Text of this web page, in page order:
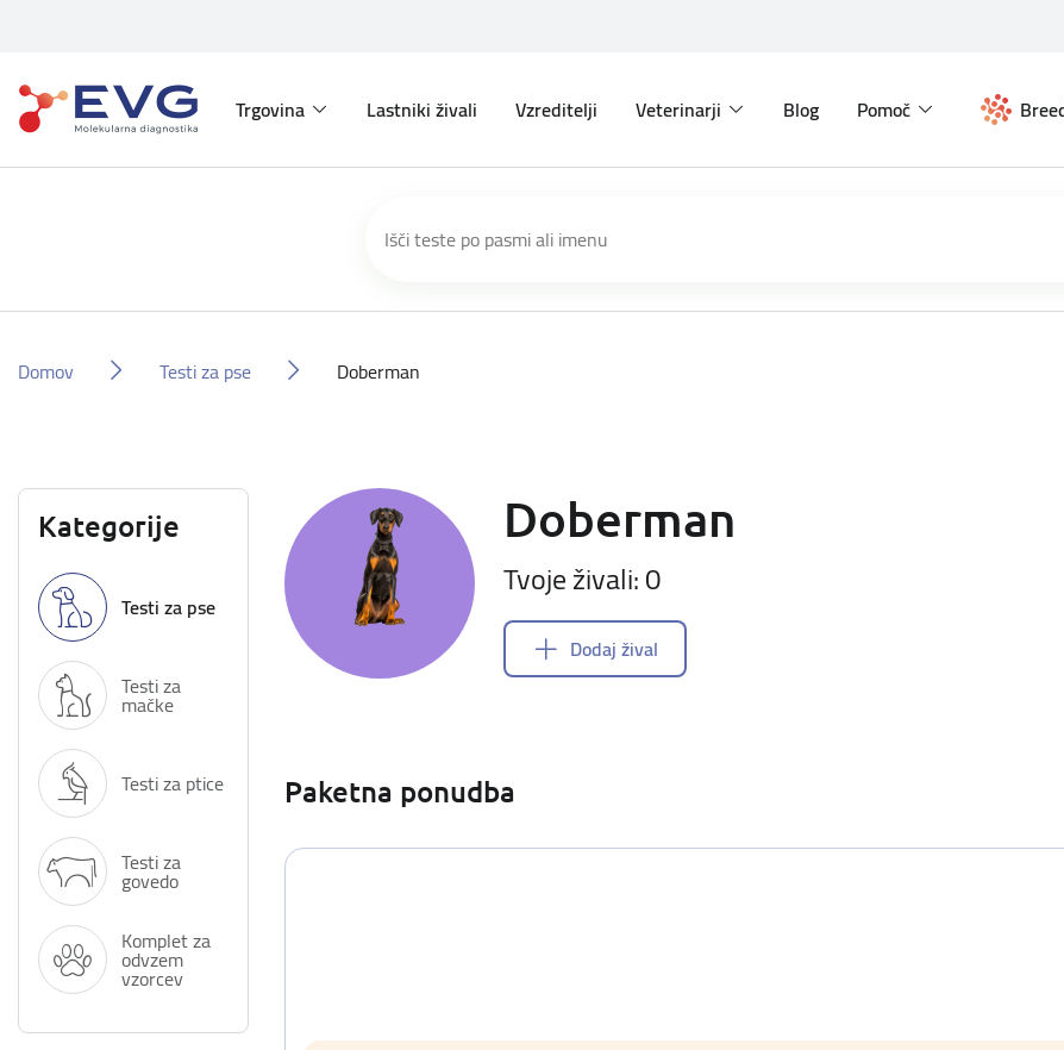
Trgovina Lastniki živali Vzreditelji Veterinarji Blog Pomoč
Domov Testi za pse Doberman
Kategorije
Testi za pse
Testi za
mačke
Testi za ptice
Testi za
govedo
Komplet za
odvzem
vzorcev
Doberman
Tvoje živali: 0
Dodaj žival
Paketna ponudba